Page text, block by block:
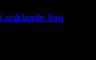
Son